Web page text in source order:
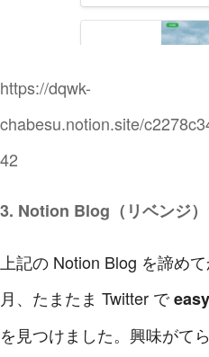
https://dqwk-
chabesu.notion.site/
42
3. Notion Blog（リベンジ）
上記の Notion Blog を諦め
月、たまたま Twitter で
を見つけました。興味がて